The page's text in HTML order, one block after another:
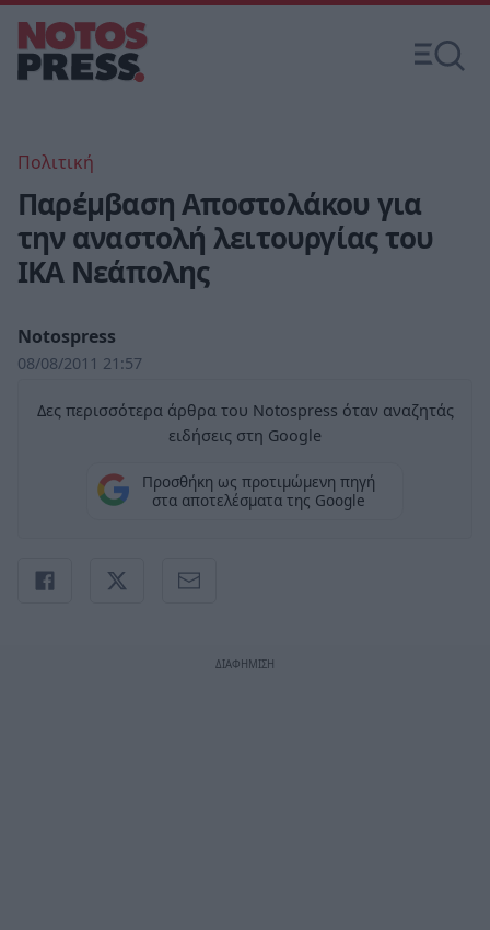
Πολιτική
Παρέμβαση Αποστολάκου για
την αναστολή λειτουργίας του
ΙΚΑ Νεάπολης
Notospress
08/08/2011 21:57
Δες περισσότερα άρθρα του Notospress όταν αναζητάς
ειδήσεις στη Google
Προσθήκη ως προτιμώμενη πηγή
στα αποτελέσματα της Google